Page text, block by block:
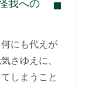
我への
にも代えが
さゆえに、
しまうこと